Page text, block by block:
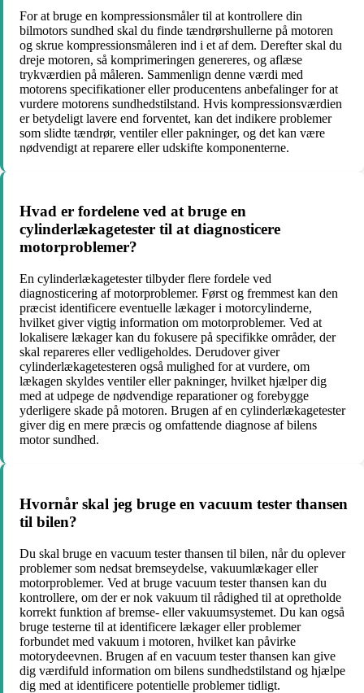
For at bruge en kompressionsmåler til at kontrollere din
bilmotors sundhed skal du finde tændrørshullerne på motoren
og skrue kompressionsmåleren ind i et af dem. Derefter skal du
dreje motoren, så komprimeringen genereres, og aflæse
trykværdien på måleren. Sammenlign denne værdi med
motorens specifikationer eller producentens anbefalinger for at
vurdere motorens sundhedstilstand. Hvis kompressionsværdien
er betydeligt lavere end forventet, kan det indikere problemer
som slidte tændrør, ventiler eller pakninger, og det kan være
nødvendigt at reparere eller udskifte komponenterne.
Hvad er fordelene ved at bruge en
cylinderlækagetester til at diagnosticere
motorproblemer?
En cylinderlækagetester tilbyder flere fordele ved
diagnosticering af motorproblemer. Først og fremmest kan den
præcist identificere eventuelle lækager i motorcylinderne,
hvilket giver vigtig information om motorproblemer. Ved at
lokalisere lækager kan du fokusere på specifikke områder, der
skal repareres eller vedligeholdes. Derudover giver
cylinderlækagetesteren også mulighed for at vurdere, om
lækagen skyldes ventiler eller pakninger, hvilket hjælper dig
med at udpege de nødvendige reparationer og forebygge
yderligere skade på motoren. Brugen af en cylinderlækagetester
giver dig en mere præcis og omfattende diagnose af bilens
motor sundhed.
Hvornår skal jeg bruge en vacuum tester thansen
til bilen?
Du skal bruge en vacuum tester thansen til bilen, når du oplever
problemer som nedsat bremseydelse, vakuumlækager eller
motorproblemer. Ved at bruge vacuum tester thansen kan du
kontrollere, om der er nok vakuum til rådighed til at opretholde
korrekt funktion af bremse- eller vakuumsystemet. Du kan også
bruge testerne til at identificere lækager eller problemer
forbundet med vakuum i motoren, hvilket kan påvirke
motorydeevnen. Brugen af en vacuum tester thansen kan give
dig værdifuld information om bilens sundhedstilstand og hjælpe
dig med at identificere potentielle problemer tidligt.